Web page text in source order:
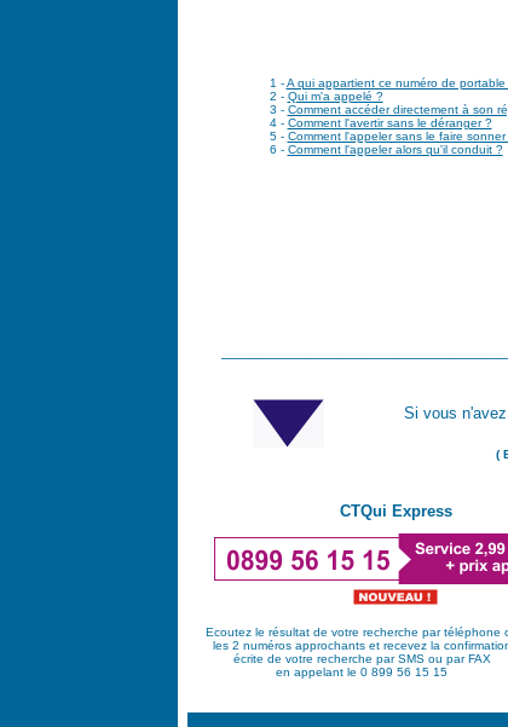
1 -A qui appartient ce numéro de portable
2 - Qui m'a appelé ?
3 - Comment accéder directement à son
4 - Comment l'avertir sans le déranger ?
5 - Comment l'appeler sans le faire sonner
6 - Comment l'appeler alors qu'il conduit ?
Si vous
(
CTQui Express
Ecoutez le résultat de votre recherche par téléphone
les 2 numéros approchants et recevez la
écrite de votre recherche par SMS ou par FAX
en appelant le 0 899 56 15 15